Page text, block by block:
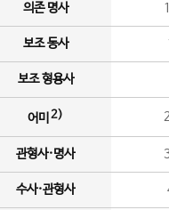
의존 명사
보조 동사
보조 형용사
어미 2)
관형사·명사
수사·관형사